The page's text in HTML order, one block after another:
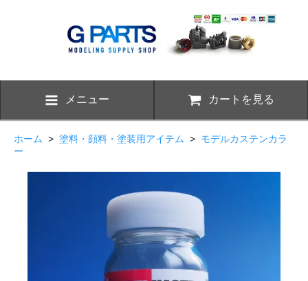
メニュー カートを見る
ホーム > 塗料・顔料・塗装用アイテム > モデルカステンカラ
ー